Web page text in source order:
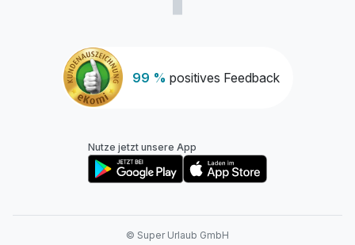
99 % positives Feedback
Nutze jetzt unsere App
© Super Urlaub GmbH